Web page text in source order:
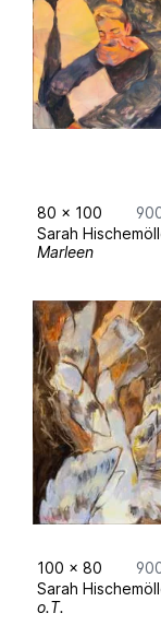
80 x 100
Sarah
Marleen
100 x 80
Sarah
o.T.